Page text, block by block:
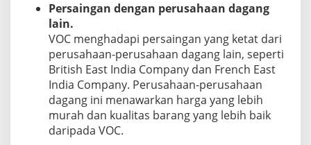
Persaingan dengan perusahaan dagang
lain.
VOC menghadapi persaingan yang ketat dari
perusahaan-perusahaan dagang lain, seperti
British East India Company dan French East
India Company. Perusahaan-perusahaan
dagang ini menawarkan harga yang lebih
murah dan kualitas barang yang lebih baik
daripada VOC.